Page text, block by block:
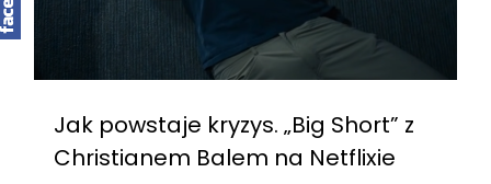
Jak powstaje kryzys. „Big Short” z
Christianem Balem na Netflixie